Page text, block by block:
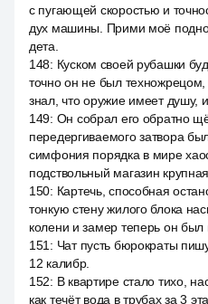
с пугающей скоростью и
дух машины. Прими моё
дета.
148: Куском своей рубашки
точно он не был
знал, что оружие имеет душу,
149: Он собрал его обратно
передергиваемого затвора
симфония порядка в мире
подствольный магазин крупная.
150: Картечь, способная
тонкую стену жилого блока
колени и замер теперь он был
151 : Чат пусть бюрократы
12 калибр.
152: В квартире стало тихо,
как течёт вода в трубах за 3